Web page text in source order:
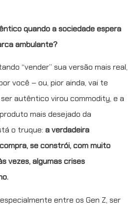
quando a sociedade espera
ambulante?
“vender” sua versão mais real,
você – ou, pior ainda, vai te
ser autêntico virou commodity, e a
mais desejado da
o truque: a verdadeira
se constrói, com muito
vezes, algumas crises
entre os Gen Z, ser